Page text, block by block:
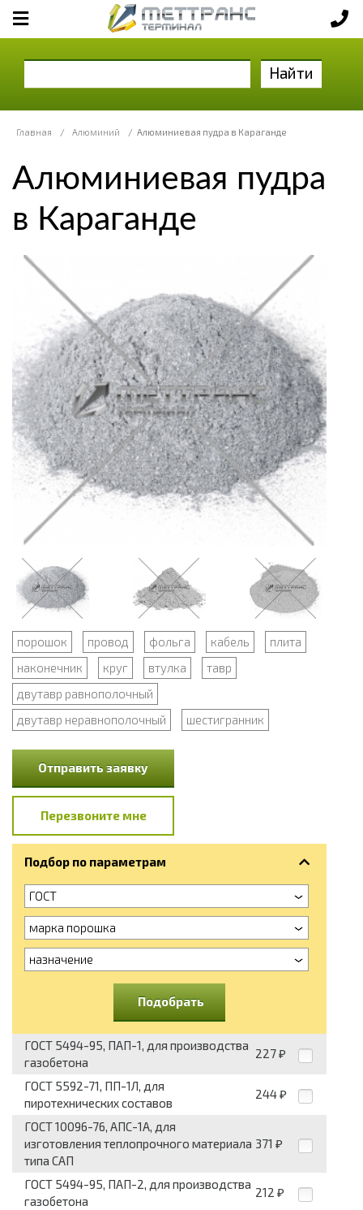
Найти
Главная / Алюминий / Алюминиевая пудра в Караганде
Алюминиевая пудра
в Караганде
порошок провод фольга кабель
плита
наконечник
круг втулка
тавр
двутавр равнополочный
двутавр неравнополочный
шестигранник
Отправить заявку
Перезвоните мне
Подбор по параметрам
ГОСТ
марка порошка
назначение
Подобрать
ГОСТ 5494-95, ПАП-1, для производства
газобетона
227 ₽
ГОСТ 5592-71, ПП-1Л, для
пиротехнических составов
244 ₽
ГОСТ 10096-76, АПС-1А, для
изготовления теплопрочного материала
типа САП
371 ₽
ГОСТ 5494-95, ПАП-2, для производства
газобетона
212 ₽